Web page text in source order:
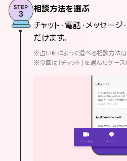
相談方法を選ぶ
チャット・電話・メッセー
だけます。
※占い師によって選べる相談方法
※今回は「チャット」を選んだケー